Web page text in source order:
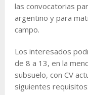
las convocatorias
argentino y para
campo.
Los interesados
de 8 a 13, en la
subsuelo, con CV
siguientes requisitos: